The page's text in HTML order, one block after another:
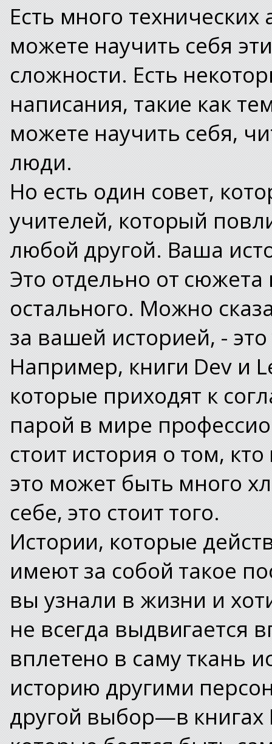
Есть много
можете научить себя
сложности. Есть
написания, такие как
можете научить себя,
люди.
Но есть один совет,
учителей, который
любой другой. Ваша
Это отдельно от
остального. Можно
за вашей историей, -
Например, книги Dev и
которые приходят к
парой в мире
стоит история о том,
это может быть много
себе, это стоит того.
Истории, которые
имеют за собой такое
вы узнали в жизни и
не всегда выдвигается
вплетено в саму ткань
историю другими
другой выбор—в книгах